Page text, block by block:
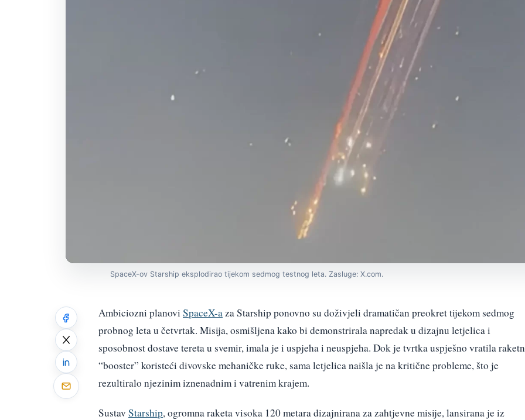
SpaceX-ov Starship eksplodirao tijekom sedmog testnog leta. Zasluge: X.com.
Ambiciozni planovi SpaceX-aza Starship ponovno su doživjeli dramatičan preokret tijekom sedmog
probnog leta u četvrtak. Misija, osmišljena kako bi demonstrirala napredak u dizajnu letjelica i
sposobnost dostave tereta u svemir, imala je i uspjeha i neuspjeha. Dok je tvrtka uspješno vratila
“booster” koristeći divovske mehaničke ruke, sama letjelica naišla je na kritične probleme, što je
rezultiralo njezinim iznenadnim i vatrenim krajem.
Sustav Starship, ogromna raketa visoka 120 metara dizajnirana za zahtjevne misije, lansirana je iz